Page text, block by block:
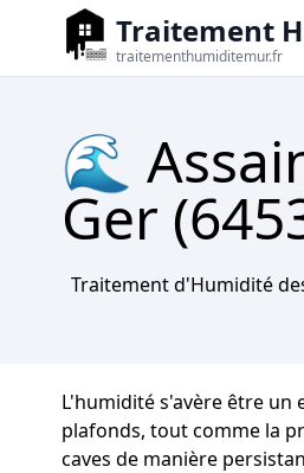
Traitement
traitementhumiditemur.fr
🌊
Ger
Traitement d'Humidité
L'humidité s'avère être un
plafonds, tout comme la
caves de manière